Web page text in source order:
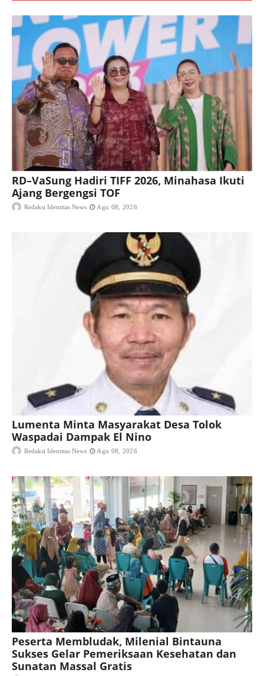
RD–VaSung Hadiri TIFF 2026, Minahasa Ikuti
Ajang Bergengsi TOF
Redaksi Identitas News Agu 08, 2026
Lumenta Minta Masyarakat Desa Tolok
Waspadai Dampak El Nino
Redaksi Identitas News Agu 08, 2026
Peserta Membludak, Milenial Bintauna
Sukses Gelar Pemeriksaan Kesehatan dan
Sunatan Massal Gratis